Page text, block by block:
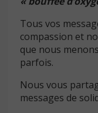
Tous vos
compassion et
que nous
parfois.
Nous vous
messages de